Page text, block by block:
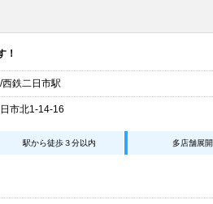
！
鉄二日市駅
市北1-14-16
駅から徒歩３分以内 多店舗展開